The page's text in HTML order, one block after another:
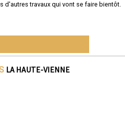
d'autres travaux qui vont se faire bientôt.
LA HAUTE-VIENNE